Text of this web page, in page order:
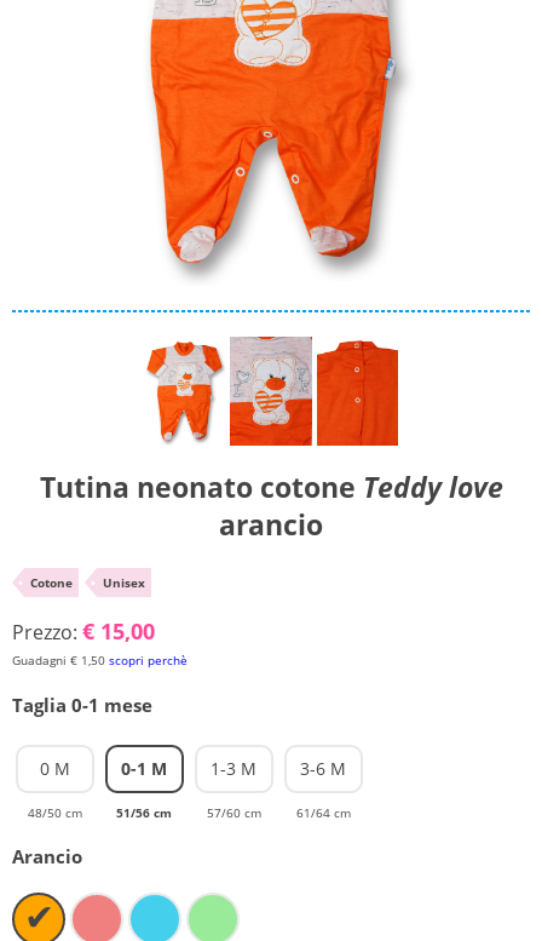
Tutina neonato cotone Teddy love
arancio
• Cotone • Unisex
Prezzo: € 15,00
Guadagni € 1,50 scopri perchè
Taglia 0-1 mese
0 M
48/50 cm
0-1 M
51/56 cm
1-3 M
57/60 cm
3-6 M
61/64 cm
Arancio
✔
Caldo cotone
Autunno/Inverno Primavera/Estate
Solo articoli in offerta
Cerca
Azzera ricerca